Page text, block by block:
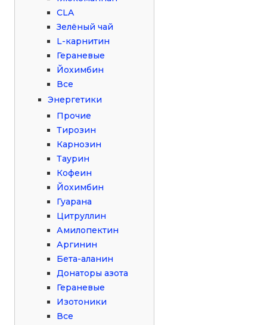
CLA
Зелёный чай
L-карнитин
Гераневые
Йохимбин
Все
Энергетики
Прочие
Тирозин
Карнозин
Таурин
Кофеин
Йохимбин
Гуарана
Цитруллин
Амилопектин
Аргинин
Бета-аланин
Донаторы азота
Гераневые
Изотоники
Все